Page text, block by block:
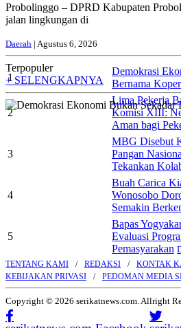
Probolinggo – DPRD Kabupaten
jalan lingkungan di
Daerah | Agustus 6, 2026
Terpopuler
+ SELENGKAPNYA
1
Demokrasi
Bernama
2
Lima Pekerja
Komisi XIII:
Aman bagi
3
MBG Disebut
Pangan
Tekankan
4
Buah Carica
Wonosobo
Semakin
5
Bapas
Evaluasi
Pemasyarakan
TENTANG KAMI REDAKSI KONTAK
KEBIJAKAN PRIVASI
PEDOMAN MEDIA
Copyright © 2026 serikatnews.com. Allright